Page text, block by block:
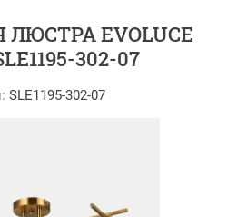
EVOLUCE
302-07
SLE1195-302-07